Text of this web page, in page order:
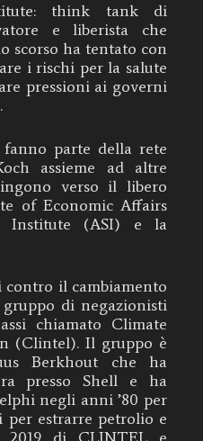
think tank di
e liberista che
scorso ha tentato con
i rischi per la salute
pressioni ai governi
fanno parte della rete
assieme ad altre
verso il libero
of Economic Affairs
Institute (ASI) e la
il cambiamento
di negazionisti
chiamato Climate
(Clintel). Il gruppo è
Berkhout che ha
presso Shell e ha
negli anni ’80 per
per estrarre petrolio e